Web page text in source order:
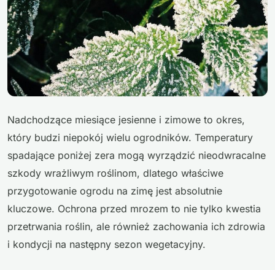
Nadchodzące miesiące jesienne i zimowe to okres,
który budzi niepokój wielu ogrodników. Temperatury
spadające poniżej zera mogą wyrządzić nieodwracalne
szkody wrażliwym roślinom, dlatego właściwe
przygotowanie ogrodu na zimę jest absolutnie
kluczowe. Ochrona przed mrozem to nie tylko kwestia
przetrwania roślin, ale również zachowania ich zdrowia
i kondycji na następny sezon wegetacyjny.